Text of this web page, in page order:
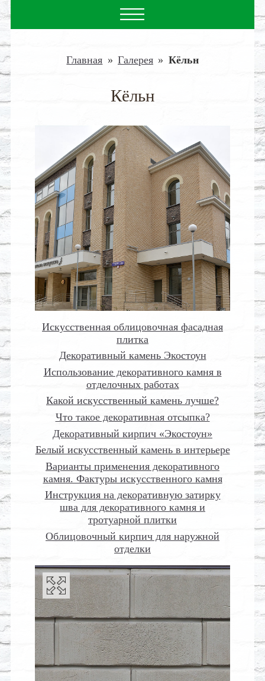
Главная » Галерея » Кёльн
Кёльн
Искусственная облицовочная фасадная
плитка
Декоративный камень Экостоун
Использование декоративного камня в
отделочных работах
Какой искусственный камень лучше?
Что такое декоративная отсыпка?
Декоративный кирпич «Экостоун»
Белый искусственный камень в интерьере
Варианты применения декоративного
камня. Фактуры искусственного камня
Инструкция на декоративную затирку
шва для декоративного камня и
тротуарной плитки
Облицовочный кирпич для наружной
отделки